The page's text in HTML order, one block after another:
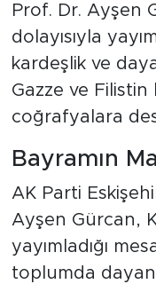
Prof. Dr. Ayşen
dolayısıyla
kardeşlik ve
Gazze ve
coğrafyalara
Bayramın
AK Parti
Ayşen Gürcan,
yayımladığı
toplumda